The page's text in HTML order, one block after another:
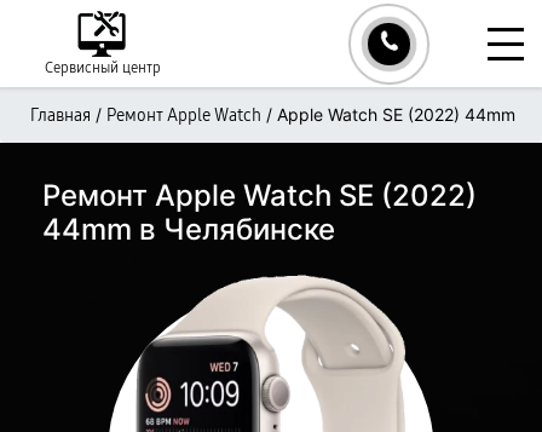
Сервисный центр
Главная / Ремонт Apple Watch / Apple Watch SE (2022) 44mm
Ремонт Apple Watch SE (2022)
44mm в Челябинске